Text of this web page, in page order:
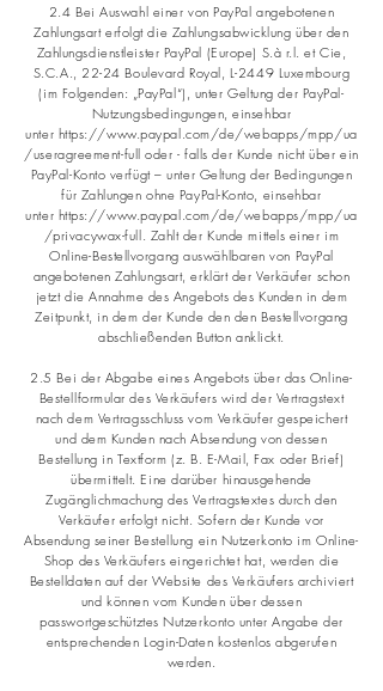
2.4 Bei Auswahl einer von PayPal angebotenen
Zahlungsart erfolgt die Zahlungsabwicklung über den
Zahlungsdienstleister PayPal (Europe) S.à r.l. et Cie,
S.C.A., 22-24 Boulevard Royal, L-2449 Luxembourg
(im Folgenden: „PayPal“), unter Geltung der PayPal-
Nutzungsbedingungen, einsehbar
unter https://www.paypal.com/de/webapps/mpp/ua
/useragreement-full oder - falls der Kunde nicht über ein
PayPal-Konto verfügt – unter Geltung der Bedingungen
für Zahlungen ohne PayPal-Konto, einsehbar
unter https://www.paypal.com/de/webapps/mpp/ua
/privacywax-full. Zahlt der Kunde mittels einer im
Online-Bestellvorgang auswählbaren von PayPal
angebotenen Zahlungsart, erklärt der Verkäufer schon
jetzt die Annahme des Angebots des Kunden in dem
Zeitpunkt, in dem der Kunde den den Bestellvorgang
abschließenden Button anklickt.
2.5 Bei der Abgabe eines Angebots über das Online-
Bestellformular des Verkäufers wird der Vertragstext
nach dem Vertragsschluss vom Verkäufer gespeichert
und dem Kunden nach Absendung von dessen
Bestellung in Textform (z. B. E-Mail, Fax oder Brief)
übermittelt. Eine darüber hinausgehende
Zugänglichmachung des Vertragstextes durch den
Verkäufer erfolgt nicht. Sofern der Kunde vor
Absendung seiner Bestellung ein Nutzerkonto im Online-
Shop des Verkäufers eingerichtet hat, werden die
Bestelldaten auf der Website des Verkäufers archiviert
und können vom Kunden über dessen
passwortgeschütztes Nutzerkonto unter Angabe der
entsprechenden Login-Daten kostenlos abgerufen
werden.